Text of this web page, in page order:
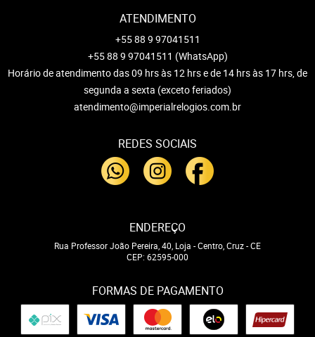
ATENDIMENTO
+55 88 9 97041511
+55 88 9 97041511 (WhatsApp)
Horário de atendimento das 09 hrs às 12 hrs e de 14 hrs às 17 hrs, de
segunda a sexta (exceto feriados)
atendimento@imperialrelogios.com.br
REDES SOCIAIS
ENDEREÇO
Rua Professor João Pereira, 40, Loja -Centro, Cruz-CE
CEP: 62595-000
FORMAS DE PAGAMENTO